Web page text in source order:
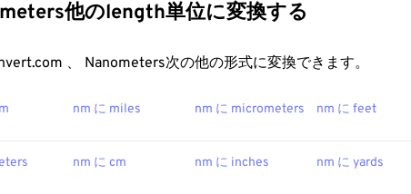
他のlength単位に変換する
、 Nanometers次の他の形式に変換できます。
nm に miles nm に micrometers nm に feet
nm に cm nm に inches nm に yards